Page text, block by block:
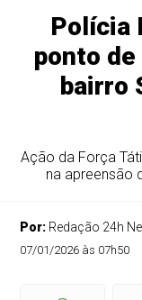
Polícia
ponto
bairro
Ação da Força
na apreensão
Por: Redação 24h
07/01/2026 às 07h50